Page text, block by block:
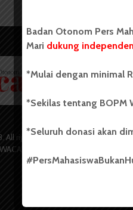
All rights reserved
Badan Otonom Pers
Mari dukung
*Mulai dengan minimal
*Sekilas tentang BOPM
*Seluruh donasi akan